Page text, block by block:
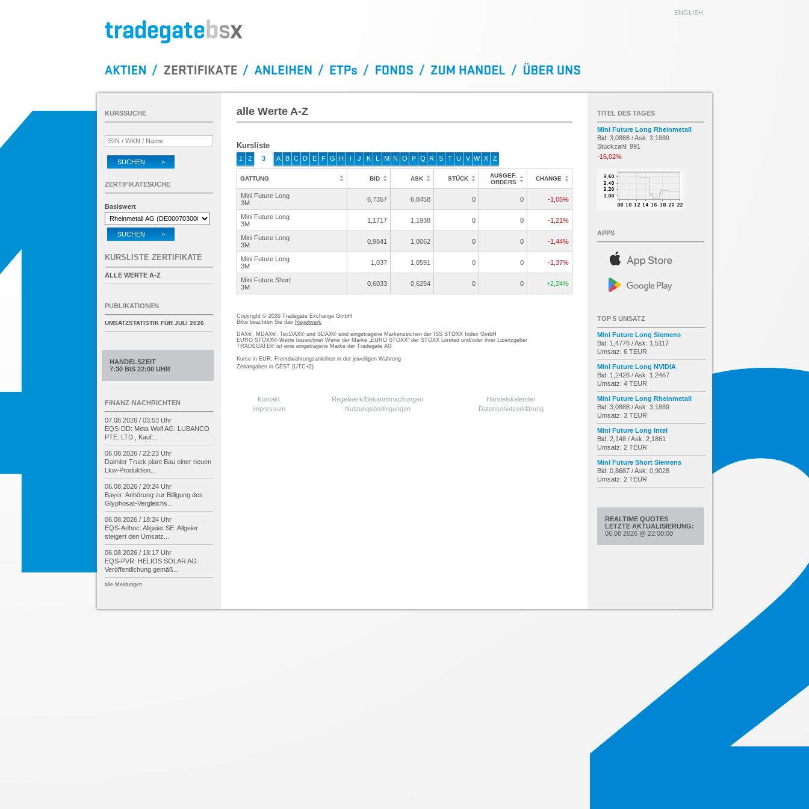
ENGLISH
alle Werte A-Z
Kursliste
1 2 3 A B C D E F G H J K M N O P Q R S T U V W X Z
GATTUNG BID ASK STÜCK
AUSGEF.
ORDERS
CHANGE
Mini Future Long
3M
6,7357 6,8458 0 0 -1,05%
Mini Future Long
3M
1,1717 1,1938 0 0 -1,21%
Mini Future Long
3M
0,9841 1,0062 0 0 -1,44%
Mini Future Long
3M
1,037 1,0591 0 0 -1,37%
Mini Future Short
3M
0,6033 0,6254 0 0 +2,24%
Copyright © 2026 Tradegate Exchange GmbH
Bitte beachten Sie das Regelwerk
DAX®, MDAX®, TecDAX® und SDAX® sind eingetragene Markenzeichen der ISS STOXX Index GmbH
EURO STOXX®-Werte bezeichnet Werte der Marke „EURO STOXX“ der STOXX Limited und/oder ihrer Lizenzgeber
TRADEGATE® ist eine eingetragene Marke der Tradegate AG
Kurse in EUR; Fremdwährungsanleihen in der jeweiligen Währung
Zeitangaben in CEST (UTC+2)
Kontakt Regelwerk/Bekanntmachungen
Handelskalender
Impressum
Nutzungsbedingungen Datenschutzerklärung
KURSSUCHE
SUCHEN >
ZERTIFIKATESUCHE
Basiswert
SUCHEN >
KURSLISTE ZERTIFIKATE
ALLE WERTE A-Z
PUBLIKATIONEN
UMSATZSTATISTIK FÜR JULI 2026
HANDELSZEIT
7:30 BIS 22:00 UHR
FINANZ-NACHRICHTEN
07.08.2026 / 03:53 Uhr
EQS-DD: Meta Wolf AG: LUBANCO
PTE. LTD., Kauf...
06.08.2026 / 22:23 Uhr
Daimler Truck plant Bau einer neuen
Lkw-Produktion...
06.08.2026 / 20:24 Uhr
Bayer: Anhörung zur Billigung des
Glyphosat-Vergleichs...
06.08.2026 / 18:24 Uhr
EQS-Adhoc: Allgeier SE: Allgeier
steigert den Umsatz...
06.08.2026 / 18:17 Uhr
EQS-PVR: HELIOS SOLAR AG:
Veröffentlichung gemäß...
alle Meldungen
TITEL DES TAGES
Mini Future Long Rheinmetall
Bid: 3,0888 / Ask: 3,1889
Stückzahl: 991
-16,02%
APPS
TOP 5 UMSATZ
Mini Future Long Siemens
Bid: 1,4776 / Ask: 1,5117
Umsatz: 6 TEUR
Mini Future Long NVIDIA
Bid: 1,2426 / Ask: 1,2467
Umsatz: 4 TEUR
Mini Future Long Rheinmetall
Bid: 3,0888 / Ask: 3,1889
Umsatz: 3 TEUR
Mini Future Long Intel
Bid: 2,148 / Ask: 2,1861
Umsatz: 2 TEUR
Mini Future Short Siemens
Bid: 0,8687 / Ask: 0,9028
Umsatz: 2 TEUR
REALTIME QUOTES
LETZTE AKTUALISIERUNG:
06.08.2026 @ 22:00:00